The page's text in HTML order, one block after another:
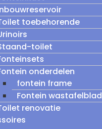
toebehorende
toilet
onderdelen
fontein frame
Fontein wastafelblad
renovatie